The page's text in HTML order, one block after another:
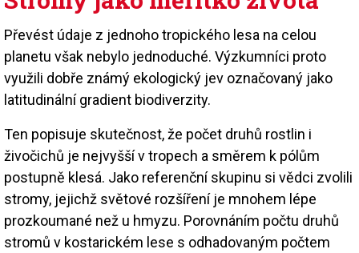
Převést údaje z jednoho tropického lesa na celou
planetu však nebylo jednoduché. Výzkumníci proto
využili dobře známý ekologický jev označovaný jako
latitudinální gradient biodiverzity.
Ten popisuje skutečnost, že počet druhů rostlin i
živočichů je nejvyšší v tropech a směrem k pólům
postupně klesá. Jako referenční skupinu si vědci zvolili
stromy, jejichž světové rozšíření je mnohem lépe
prozkoumané než u hmyzu. Porovnáním počtu druhů
stromů v kostarickém lese s odhadovaným počtem